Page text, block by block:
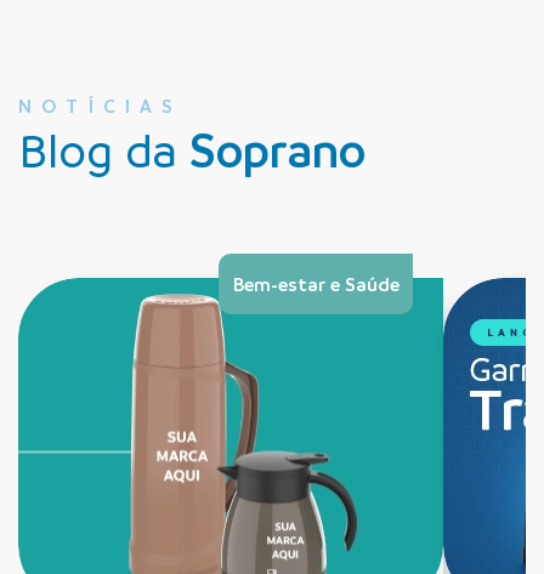
NOTÍCIAS
Blog da Soprano
Bem-estar e Saúde